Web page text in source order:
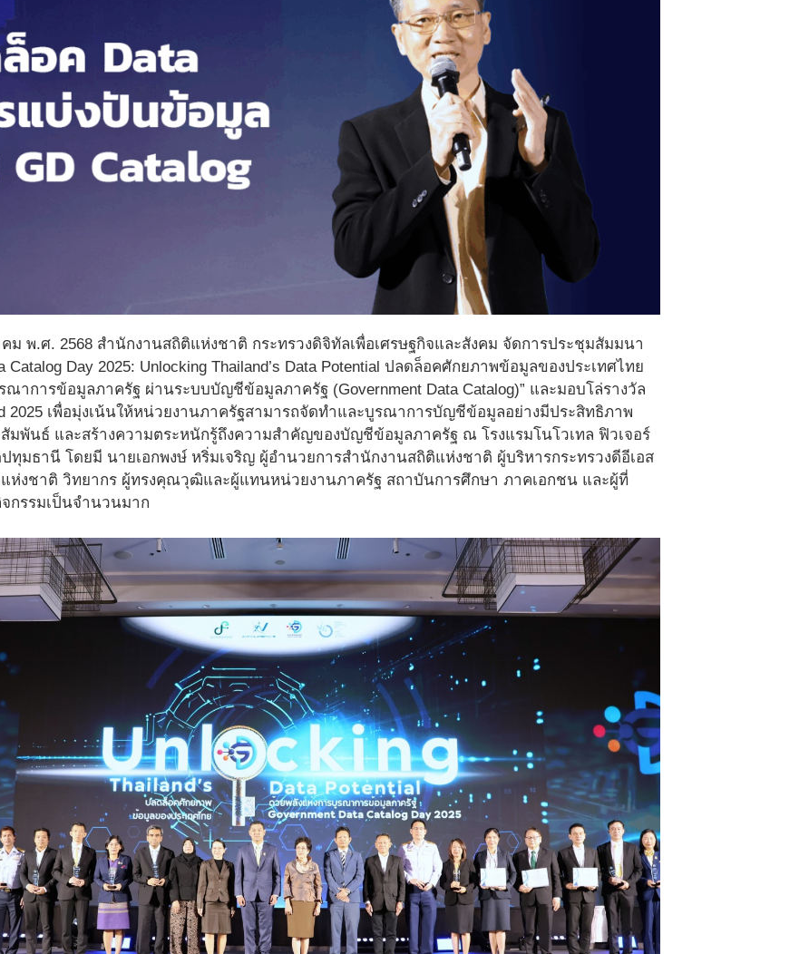
ม พ.ศ. 2568 สำนักงานสถิติแห่งชาติ กระทรวงดิจิทัลเพื่อเศรษฐกิจและสังคม จัดการประชุมสัมมนา
Catalog Day 2025: Unlocking Thailand’s Data Potential ปลดล็อคศักยภาพข้อมูลของประเทศไทย
ณาการข้อมูลภาครัฐ ผ่านระบบบัญชีข้อมูลภาครัฐ (Government Data Catalog)” และมอบโล่รางวัล
2025 เพื่อมุ่งเน้นให้หน่วยงานภาครัฐสามารถจัดทำและบูรณาการบัญชีข้อมูลอย่างมีประสิทธิภาพ
มพันธ์ และสร้างความตระหนักรู้ถึงความสำคัญของบัญชีข้อมูลภาครัฐ ณ โรงแรมโนโวเทล ฟิวเจอร์
ทุมธานี โดยมี นายเอกพงษ์ หริ่มเจริญ ผู้อำนวยการสำนักงานสถิติแห่งชาติ ผู้บริหารกระทรวงดีอีเอส
ห่งชาติ วิทยากร ผู้ทรงคุณวุฒิและผู้แทนหน่วยงานภาครัฐ สถาบันการศึกษา ภาคเอกชน และผู้ที่
จกรรมเป็นจำนวนมาก